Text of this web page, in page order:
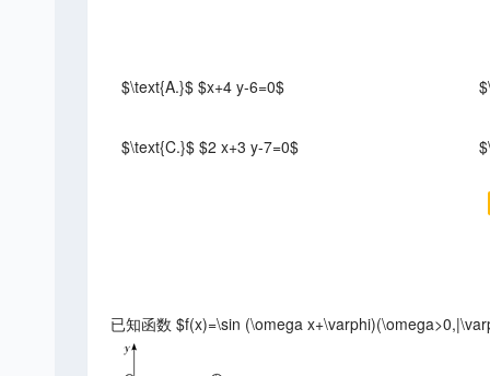
$\text{A.}$ $x+4 y-6=0$
$\text{C.}$ $2 x+3 y-7=0$
已知函数 $f(x)=\sin (\omega